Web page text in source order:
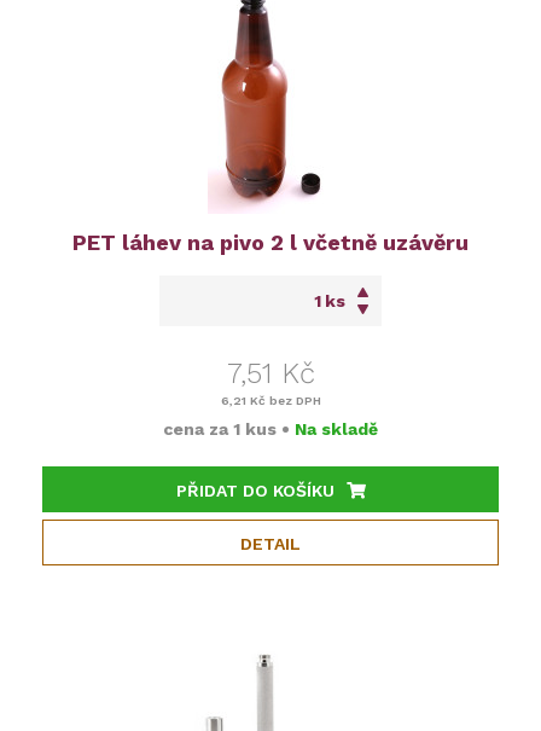
PET láhev na pivo 2 l včetně uzávěru
ks
7,51 Kč
6,21 Kč bez DPH
cena za 1 kus • Na skladě
PŘIDAT DO KOŠÍKU
DETAIL